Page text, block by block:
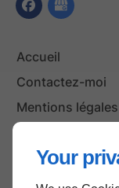
Your
Accueil
Contactez-moi
Mentions légales